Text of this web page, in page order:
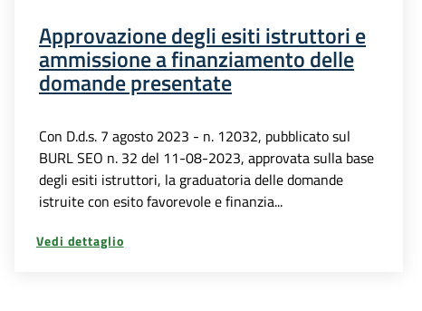
Approvazione degli esiti istruttori e
ammissione a finanziamento delle
domande presentate
Con D.d.s. 7 agosto 2023 - n. 12032, pubblicato sul
BURL SEO n. 32 del 11-08-2023, approvata sulla base
degli esiti istruttori, la graduatoria delle domande
istruite con esito favorevole e finanzia...
Vedi dettaglio